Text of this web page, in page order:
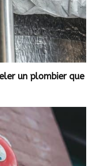
un plombier que